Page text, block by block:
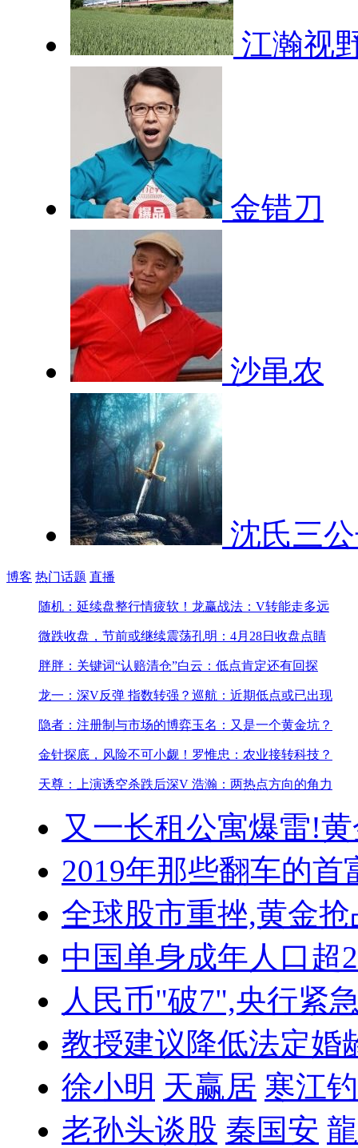
江瀚视
金错刀
沙黾农
沈氏三
博客 热门话题 直播
随机：延续盘整行情疲软！ 龙赢战法：V转能走多远
微跌收盘，节前或继续震荡孔明：4月28日收盘点睛
胖胖：关键词“认赔清仓”白云：低点肯定还有回探
龙一：深V反弹 指数转强？ 巡航：近期低点或已出现
隐者：注册制与市场的博弈玉名：又是一个黄金坑？
金针探底，风险不可小觑！​ 罗惟忠：农业接转科技？
天尊：上演诱空杀跌后深V 浩瀚：两热点方向的角力
又一长租公寓爆雷!
2019年那些翻车的首
全球股市重挫,黄金抢
中国单身成年人口超
人民币"破7",央行紧
教授建议降低法定婚
徐小明 天赢居 寒江
老孙头谈股 秦国安